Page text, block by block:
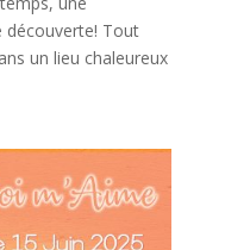
découverte! Tout
un lieu chaleureux